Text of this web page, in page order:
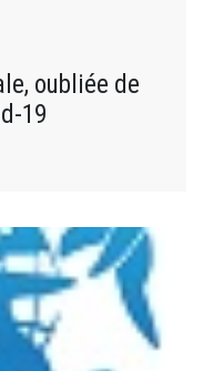
oubliée de
19